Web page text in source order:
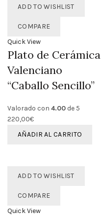
ADD TO WISHLIST
COMPARE
Quick View
Plato de Cerámica
Valenciano
“Caballo Sencillo”
Valorado con 4.00 de 5
220,00€
AÑADIR AL CARRITO
ADD TO WISHLIST
COMPARE
Quick View